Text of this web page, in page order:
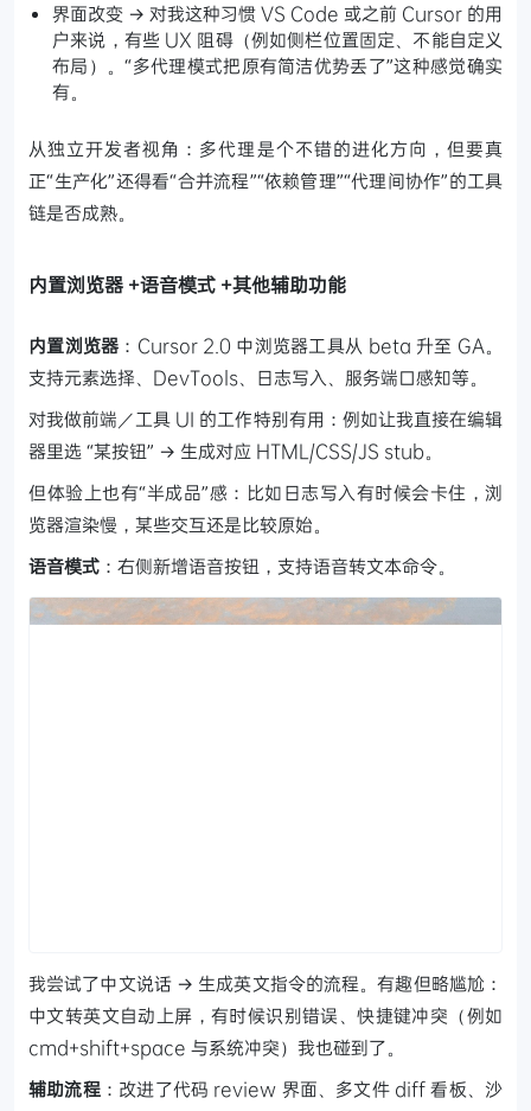
界面改变 → 对我这种习惯 VS Code 或之前 Cursor 的用
户来说，有些 UX 阻碍（例如侧栏位置固定、不能自定义
布局）。“多代理模式把原有简洁优势丢了”这种感觉确实
有。
从独立开发者视角：多代理是个不错的进化方向，但要真
正“生产化”还得看“合并流程”“依赖管理”“代理间协作”的工具
链是否成熟。
内置浏览器 +语音模式 +其他辅助功能
内置浏览器 ：Cursor 2.0 中浏览器工具从 beta 升至 GA。
支持元素选择、DevTools、日志写入、服务端口感知等。
对我做前端／工具 UI 的工作特别有用：例如让我直接在编辑
器里选 “某按钮” → 生成对应 HTML/CSS/JS stub。
但体验上也有“半成品”感：比如日志写入有时候会卡住，浏
览器渲染慢，某些交互还是比较原始。
语音模式 ：右侧新增语音按钮，支持语音转文本命令。
我尝试了中文说话 → 生成英文指令的流程。有趣但略尴尬：
中文转英文自动上屏，有时候识别错误、快捷键冲突（例如
cmd+shift+space 与系统冲突）我也碰到了。
辅助流程：改进了代码 review 界面、多文件 diff 看板、沙